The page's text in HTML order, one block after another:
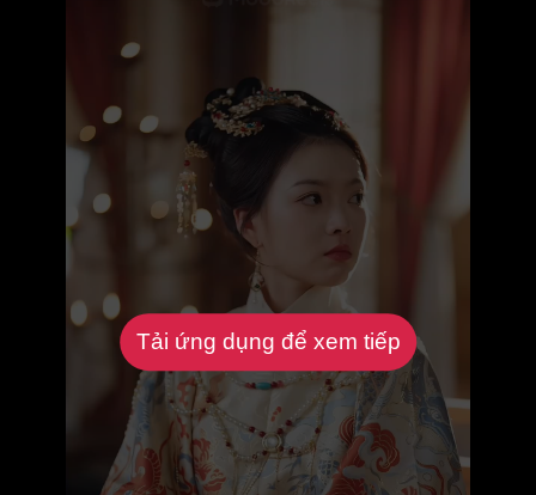
Tải ứng dụng để xem tiếp